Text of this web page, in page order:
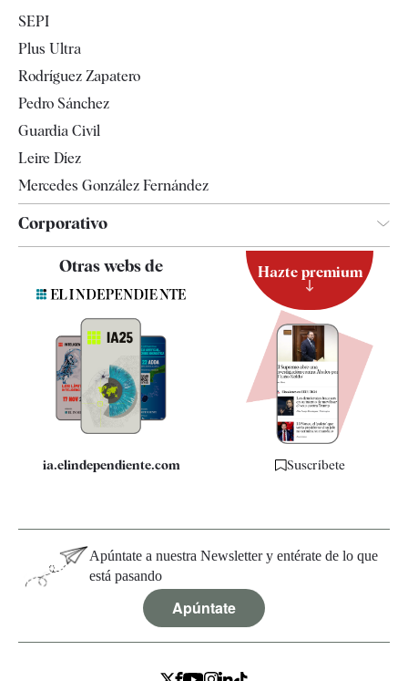
Televisión
SEPI
Plus Ultra
Rodríguez Zapatero
Pedro Sánchez
Guardia Civil
Leire Díez
Mercedes González Fernández
Corporativo
Contacto
Quiénes somos
Especificaciones
Otras webs de
ia.elindependiente.com
Hazte premium
Suscríbete
Apúntate a nuestra Newsletter y entérate de lo que
está pasando
Apúntate